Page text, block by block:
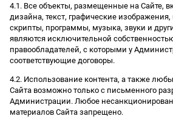
4.1. Все объекты, размещенные на Сайте,
дизайна, текст, графические
скрипты, программы, музыка, звуки и
являются исключительной
правообладателей, с которыми у
соответствующие договоры.
4.2. Использование контента, а также
Сайта возможно только с письменного
Администрации. Любое
материалов Сайта запрещено.